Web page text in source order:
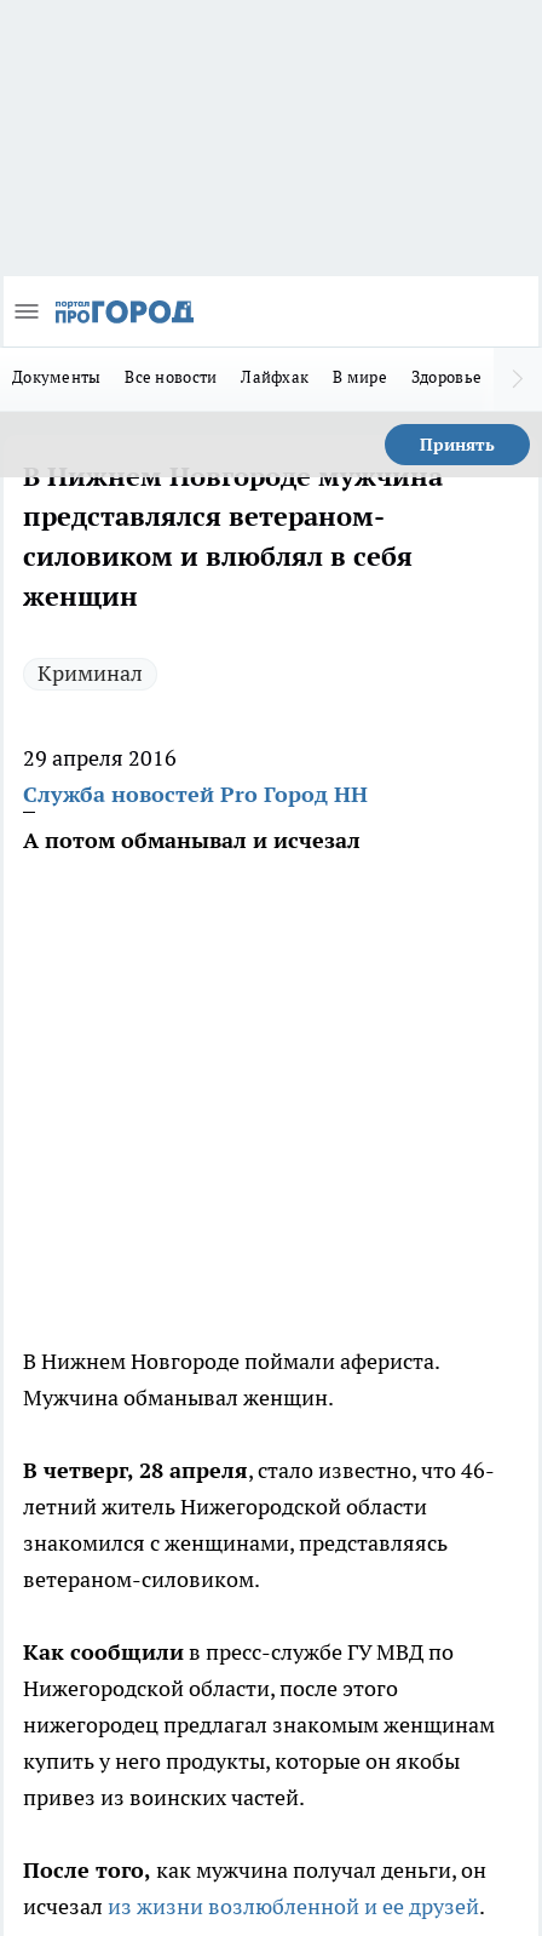
Документы Все новости Лайфхак В мире Здоровье
Принять
В Нижнем Новгороде мужчина
представлялся ветераном-
силовиком и влюблял в себя
женщин
Криминал
29 апреля 2016
Служба новостей Pro Город НН
А потом обманывал и исчезал
В Нижнем Новгороде поймали афериста.
Мужчина обманывал женщин.
В четверг, 28 апреля, стало известно, что 46-
летний житель Нижегородской области
знакомился с женщинами, представляясь
ветераном-силовиком.
Как сообщилив пресс-службе ГУ МВД по
Нижегородской области, после этого
нижегородец предлагал знакомым женщинам
купить у него продукты, которые он якобы
привез из воинских частей.
После того, как мужчина получал деньги, он
исчезал из жизни возлюбленной и ее друзей.